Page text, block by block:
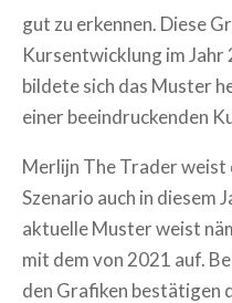
gut zu erkennen. Diese
Kursentwicklung im Jahr
bildete sich das Muster
einer beeindruckenden
Merlijn The Trader weist
Szenario auch in diesem
aktuelle Muster weist
mit dem von 2021 auf.
den Grafiken bestätigen